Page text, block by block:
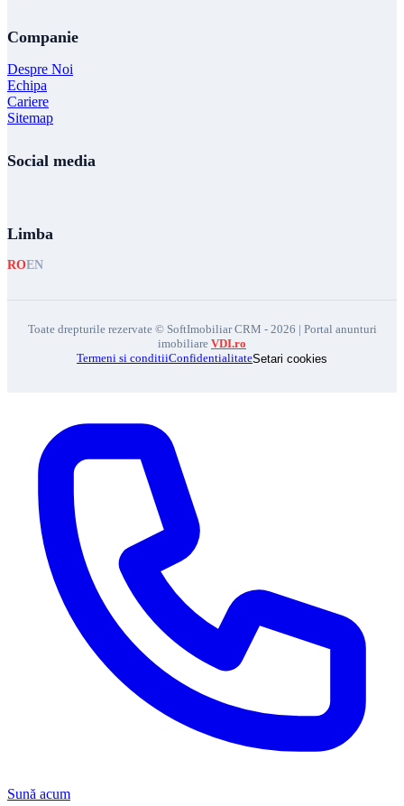
Companie
Despre Noi
Echipa
Cariere
Sitemap
Social media
Limba
ROEN
Toate drepturile rezervate © SoftImobiliar CRM - 2026 | Portal anunturi
imobiliare VDI.ro
Termeni si conditiiConfidentialitateSetari cookies
Sună acum